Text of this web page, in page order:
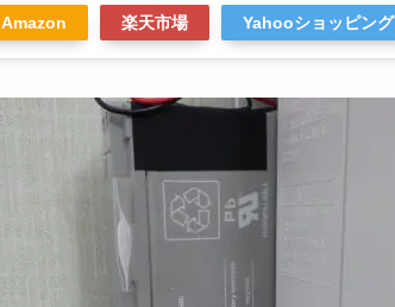
Amazon 楽天市場 Yahooショッピング